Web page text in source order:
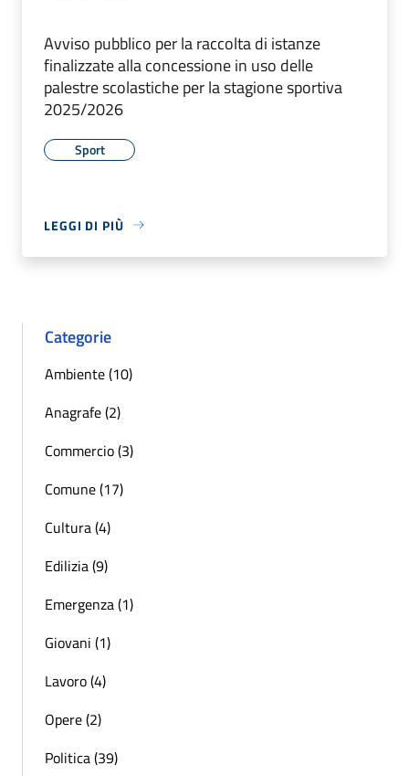
Avviso pubblico per la raccolta di istanze
finalizzate alla concessione in uso delle
palestre scolastiche per la stagione sportiva
2025/2026
Sport
LEGGI DI PIÙ
Categorie
Ambiente (10)
Anagrafe (2)
Commercio (3)
Comune (17)
Cultura (4)
Edilizia (9)
Emergenza (1)
Giovani (1)
Lavoro (4)
Opere (2)
Politica (39)